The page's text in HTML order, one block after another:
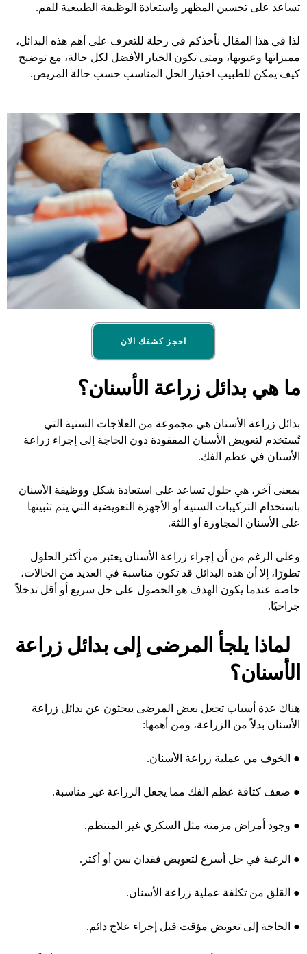
تساعد على تحسين المظهر واستعادة الوظيفة الطبيعية للفم.
لذا في هذا المقال نأخذكم في رحلة للتعرف على أهم هذه البدائل،
مميزاتها وعيوبها، ومتى تكون الخيار الأفضل لكل حالة، مع توضيح
كيف يمكن للطبيب اختيار الحل المناسب حسب حالة المريض.
احجز كشفك الان
ما هي بدائل زراعة الأسنان؟
بدائل زراعة الأسنان هي مجموعة من العلاجات السنية التي
تُستخدم لتعويض الأسنان المفقودة دون الحاجة إلى إجراء زراعة
الأسنان في عظم الفك.
بمعنى آخر، هي حلول تساعد على استعادة شكل ووظيفة الأسنان
باستخدام التركيبات السنية أو الأجهزة التعويضية التي يتم تثبيتها
على الأسنان المجاورة أو اللثة.
وعلى الرغم من أن إجراء زراعة الأسنان يعتبر من أكثر الحلول
تطورًا، إلا أن هذه البدائل قد تكون مناسبة في العديد من الحالات،
خاصة عندما يكون الهدف هو الحصول على حل سريع أو أقل تدخلاً
جراحيًا.
لماذا يلجأ المرضى إلى بدائل زراعة
الأسنان؟
هناك عدة أسباب تجعل بعض المرضى يبحثون عن بدائل زراعة
الأسنان بدلاً من الزراعة، ومن أهمها:
● الخوف من عملية زراعة الأسنان.
● ضعف كثافة عظم الفك مما يجعل الزراعة غير مناسبة.
● وجود أمراض مزمنة مثل السكري غير المنتظم.
● الرغبة في حل أسرع لتعويض فقدان سن أو أكثر.
● القلق من تكلفة عملية زراعة الأسنان.
● الحاجة إلى تعويض مؤقت قبل إجراء علاج دائم.